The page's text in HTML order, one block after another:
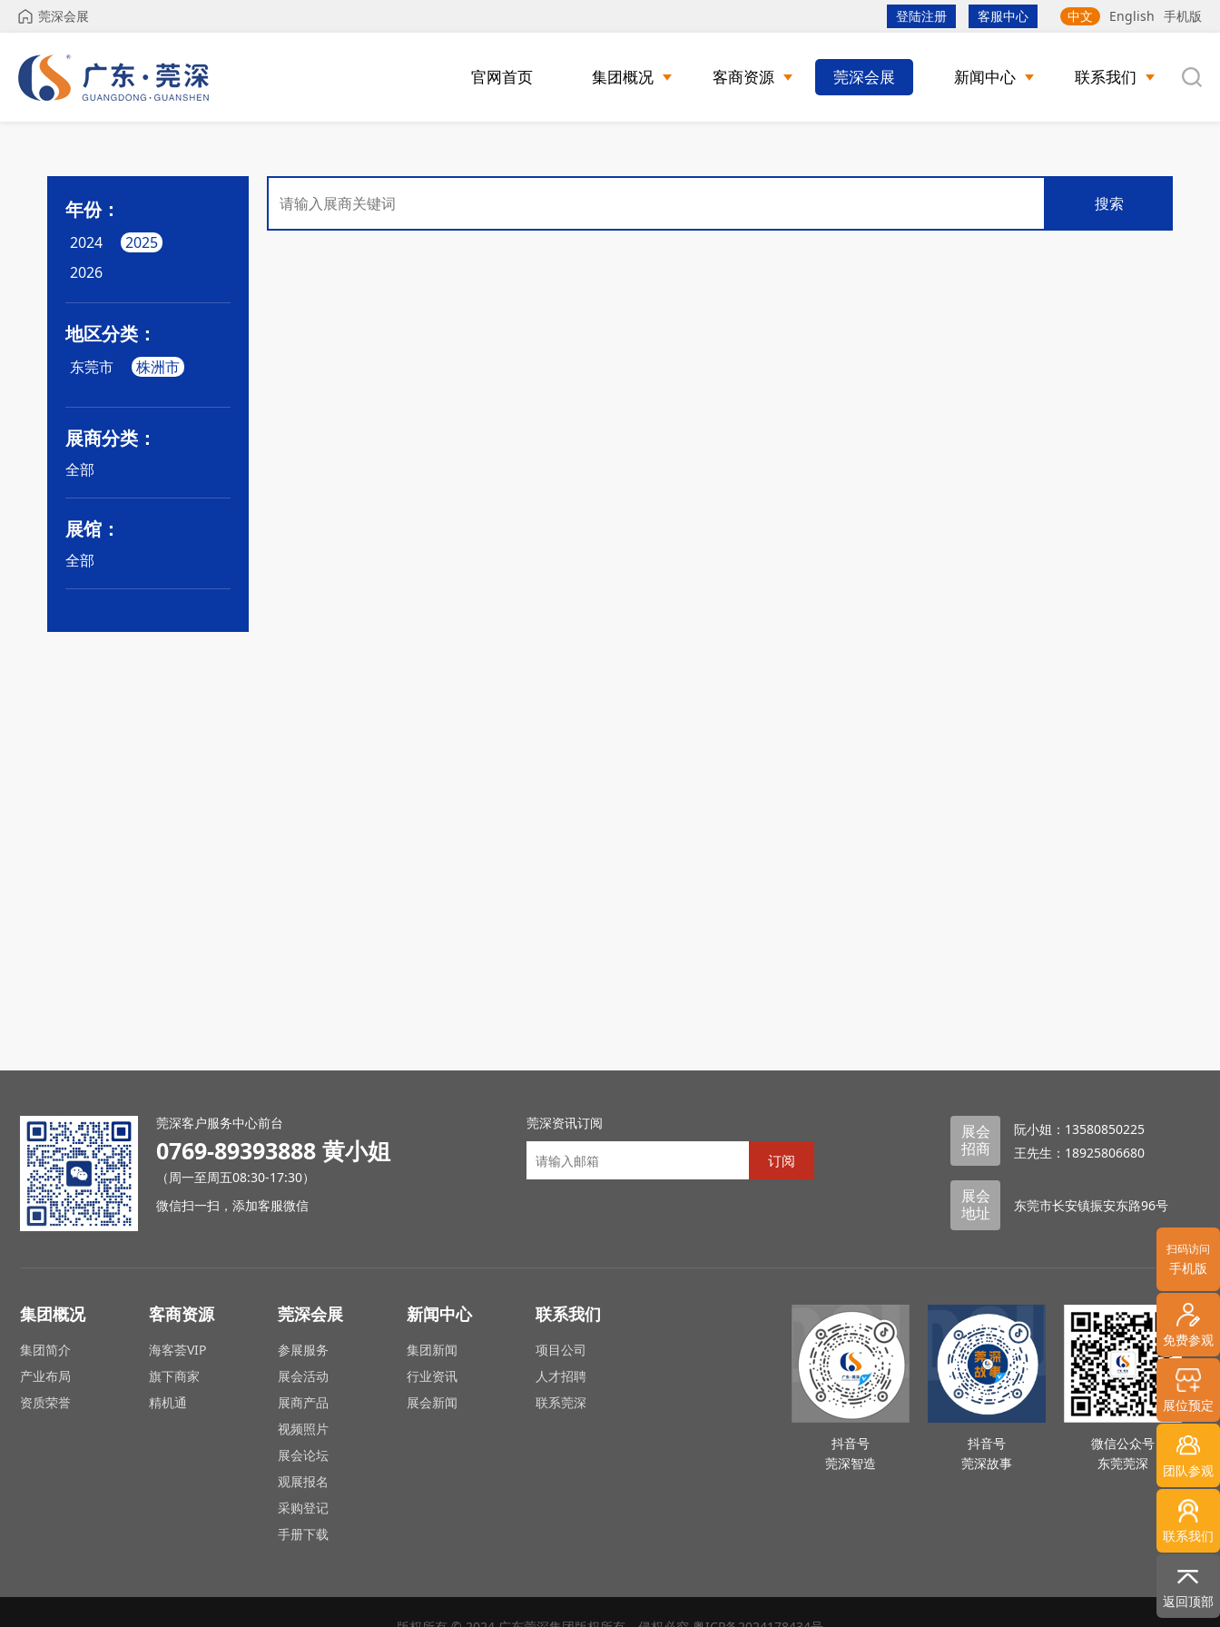
莞深会展 登陆注册 客服中心 中文 English 手机版
官网首页 集团概况 客商资源 莞深会展 新闻中心 联系我们
年份：
2024
2025
2026
地区分类：
东莞市 株洲市
展商分类：
全部
展馆：
全部
搜索
莞深客户服务中心前台
0769-89393888 黄小姐
（周一至周五08:30-17:30）
微信扫一扫，添加客服微信
莞深资讯订阅
订阅
展会
招商
阮小姐：13580850225
王先生：18925806680
展会
地址
东莞市长安镇振安东路96号
集团概况
集团简介
产业布局
资质荣誉
客商资源
海客荟VIP
旗下商家
精机通
莞深会展
参展服务
展会活动
展商产品
视频照片
展会论坛
观展报名
采购登记
手册下载
新闻中心
集团新闻
行业资讯
展会新闻
联系我们
项目公司
人才招聘
联系莞深
抖音号
莞深智造
抖音号
莞深故事
微信公众号
东莞莞深
扫码访问
手机版
免费参观
展位预定
团队参观
联系我们
返回顶部